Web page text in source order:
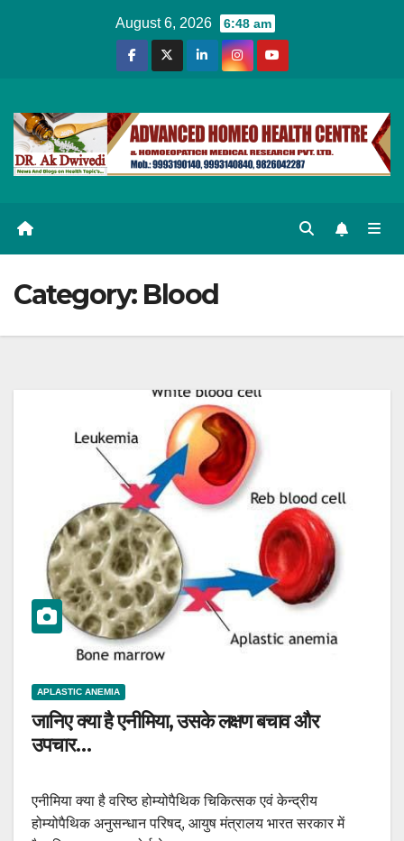
August 6, 2026 6:48 am
Category: Blood
APLASTIC ANEMIA
जानिए क्या है एनीमिया, उसके लक्षण बचाव और
उपचार…
एनीमिया क्या है वरिष्ठ होम्योपैथिक चिकित्सक एवं केन्द्रीय
होम्योपैथिक अनुसन्धान परिषद्, आयुष मंत्रालय भारत सरकार में